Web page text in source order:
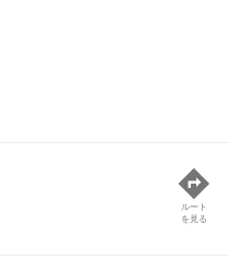
ルート
を見る